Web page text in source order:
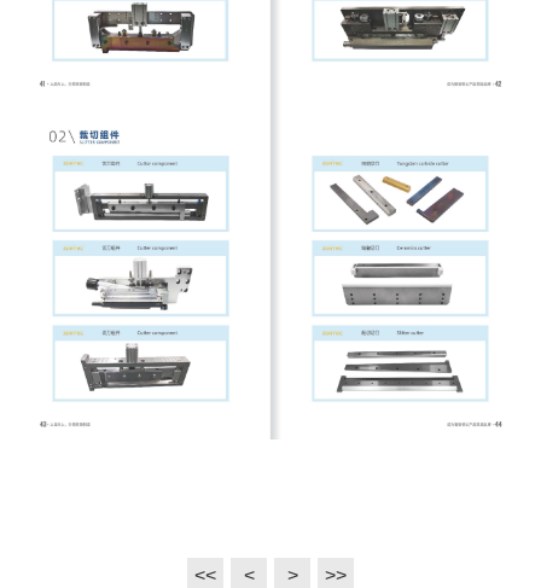
<< < > >>